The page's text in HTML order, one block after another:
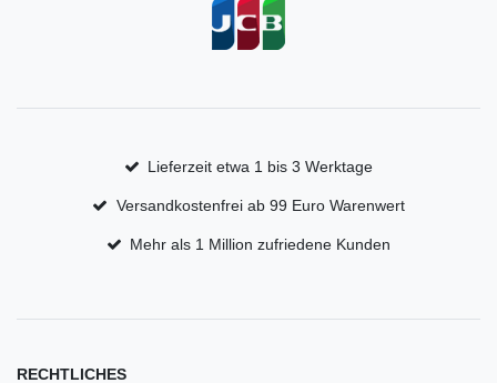
Lieferzeit etwa 1 bis 3 Werktage
Versandkostenfrei ab 99 Euro Warenwert
Mehr als 1 Million zufriedene Kunden
RECHTLICHES